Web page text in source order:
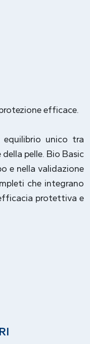
efficace.
unico tra
della pelle. Bio Basic
e nella validazione
che integrano
protettiva e